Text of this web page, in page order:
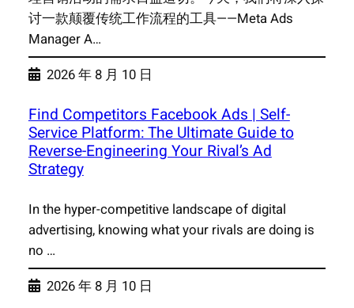
讨一款颠覆传统工作流程的工具——Meta Ads
Manager A…
2026 年 8 月 10 日
Find Competitors Facebook Ads | Self-
Service Platform: The Ultimate Guide to
Reverse-Engineering Your Rival’s Ad
Strategy
In the hyper-competitive landscape of digital
advertising, knowing what your rivals are doing is
no …
2026 年 8 月 10 日